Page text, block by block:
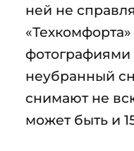
ней не
фотографиями
неубранный
снимают не
может быть и